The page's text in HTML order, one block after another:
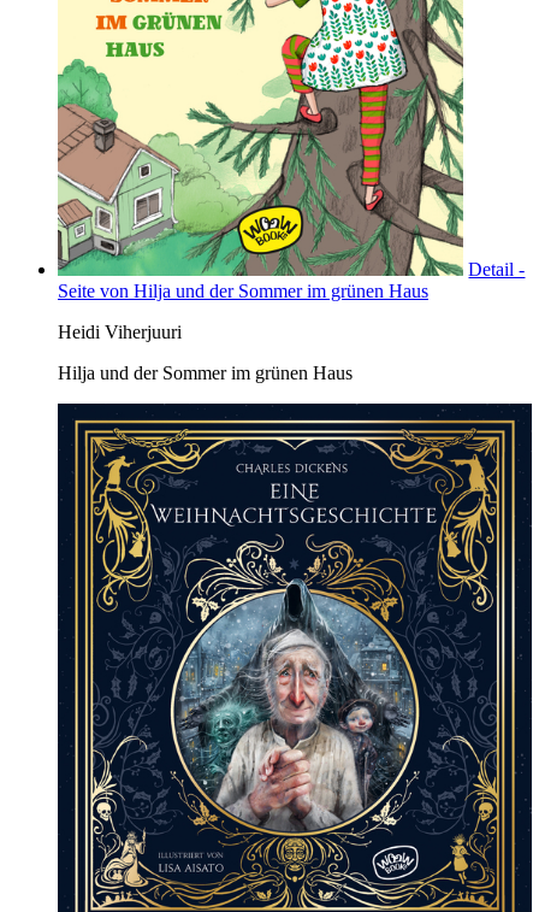
Detail -
Seite von Hilja und der Sommer im grünen Haus
Heidi Viherjuuri
Hilja und der Sommer im grünen Haus